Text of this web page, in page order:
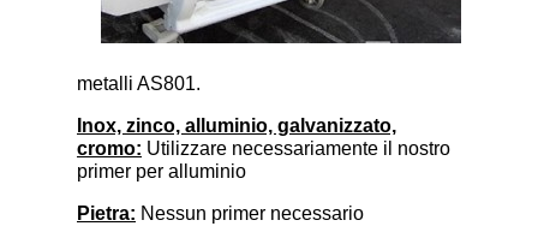
metalli AS801.
Inox, zinco, alluminio, galvanizzato,
cromo: Utilizzare necessariamente il nostro
primer per alluminio
Pietra: Nessun primer necessario